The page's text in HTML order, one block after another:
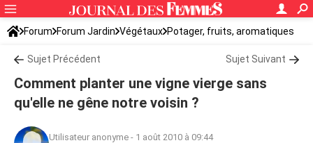
Forum Forum Jardin Végétaux Potager, fruits, aromatiques
Sujet Précédent Sujet Suivant
Comment planter une vigne vierge sans
qu'elle ne gêne notre voisin ?
Utilisateur anonyme - 1 août 2010 à 09:44